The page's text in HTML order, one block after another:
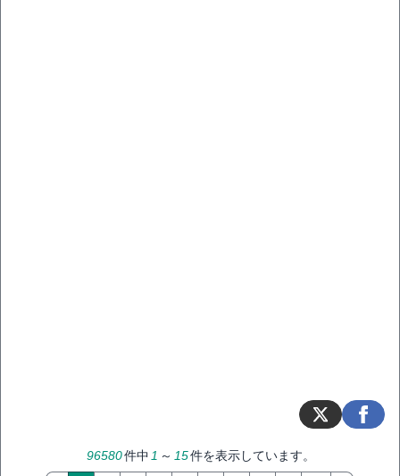
96580件中 1 ～ 15件を表示しています。